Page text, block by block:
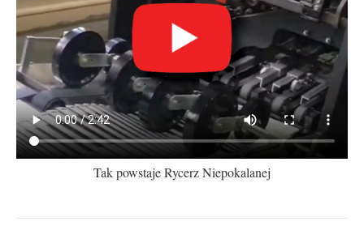
Tak powstaje Rycerz Niepokalanej